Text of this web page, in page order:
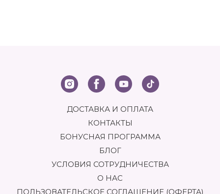
ДОСТАВКА И ОПЛАТА
КОНТАКТЫ
БОНУСНАЯ ПРОГРАММА
БЛОГ
УСЛОВИЯ СОТРУДНИЧЕСТВА
О НАС
ПОЛЬЗОВАТЕЛЬСКОЕ СОГЛАШЕНИЕ (ОФЕРТА)